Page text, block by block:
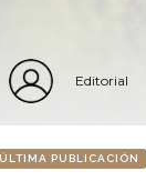
Editorial
ÚLTIMA PUBLICACIÓN